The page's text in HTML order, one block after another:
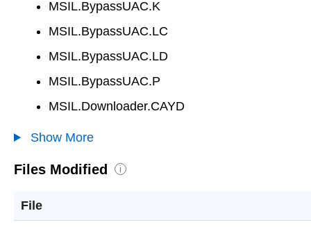
MSIL.BypassUAC.K
MSIL.BypassUAC.LC
MSIL.BypassUAC.LD
MSIL.BypassUAC.P
MSIL.Downloader.CAYD
Show More
Files Modified i
File